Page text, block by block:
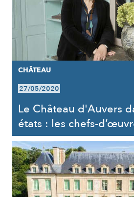
CHÂTEAU
27/05/2020
Le Château d'Auvers
états : les chefs-